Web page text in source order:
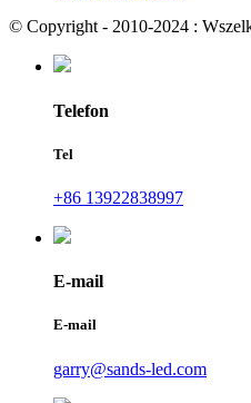
© Copyright - 2010-2024 :
Telefon
Tel
+86 13922838997
E-mail
E-mail
garry@sands-led.com